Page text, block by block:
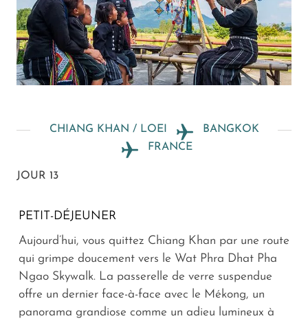
CHIANG KHAN / LOEI
BANGKOK
FRANCE
JOUR 13
PETIT-DÉJEUNER
Aujourd’hui, vous quittez Chiang Khan par une route
qui grimpe doucement vers le Wat Phra Dhat Pha
Ngao Skywalk. La passerelle de verre suspendue
offre un dernier face-à-face avec le Mékong, un
panorama grandiose comme un adieu lumineux à